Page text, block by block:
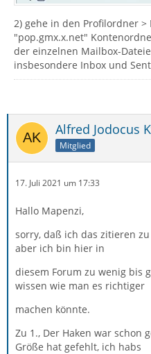
Was veranlasst dich zu
Daten handelt ?
Ganz einfach, mit den
hatte ich etwa
gehabt. Und das
auf 1,6GB macht mich
wächst das so brutal an,
empfangen in kurzen
lösche, egal ob im
Unnötiges kannst du im
aufhebenswerte Mails
löschen und die
2) gehe in den Profilordner
"pop.gmx.x.net"
der einzelnen Mailbox-
insbesondere Inbox und
Alfred Jodocus
Mitglied
17. Juli 2021 um 17:33
Hallo Mapenzi,
sorry, daß ich das zitieren
aber ich bin hier in
diesem Forum zu wenig bis
wissen wie man es richtiger
machen könnte.
Zu 1., Der Haken war schon
Größe hat gefehlt, ich habs